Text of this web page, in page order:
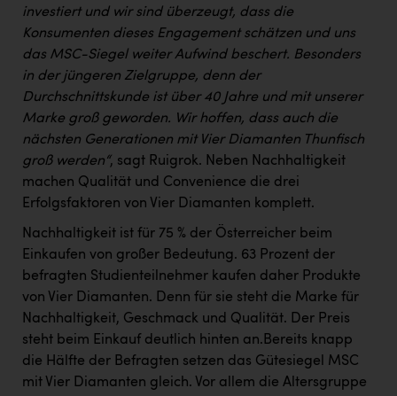
investiert und wir sind überzeugt, dass die
Konsumenten dieses Engagement schätzen und uns
das MSC-Siegel weiter Aufwind beschert. Besonders
in der jüngeren Zielgruppe, denn der
Durchschnittskunde ist über 40 Jahre und mit unserer
Marke groß geworden. Wir hoffen, dass auch die
nächsten Generationen mit Vier Diamanten Thunfisch
groß werden“, sagt Ruigrok. Neben Nachhaltigkeit
machen Qualität und Convenience die drei
Erfolgsfaktoren von Vier Diamanten komplett.
Nachhaltigkeit ist für 75 % der Österreicher beim
Einkaufen von großer Bedeutung. 63 Prozent der
befragten Studienteilnehmer kaufen daher Produkte
von Vier Diamanten. Denn für sie steht die Marke für
Nachhaltigkeit, Geschmack und Qualität. Der Preis
steht beim Einkauf deutlich hinten an.Bereits knapp
die Hälfte der Befragten setzen das Gütesiegel MSC
mit Vier Diamanten gleich. Vor allem die Altersgruppe